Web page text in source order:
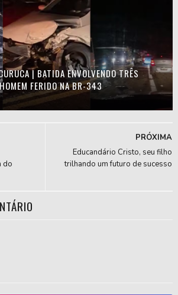
| BATIDA ENVOLVENDO TRÊS
FERIDO NA BR-343
PRÓXIMA
Educandário Cristo, seu filho
trilhando um futuro de sucesso
do